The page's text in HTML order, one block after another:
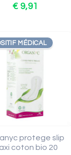
€ 9,91
MÉDICAL
protege slip
coton bio 20